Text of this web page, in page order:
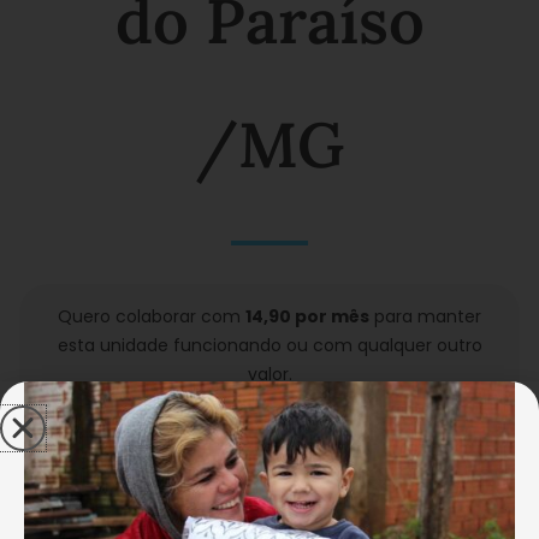
do Paraíso
/MG
Quero colaborar com 14,90 por mês para manter
esta unidade funcionando ou com qualquer outro
valor.
CONCLUIR MINHA DOAÇÃO